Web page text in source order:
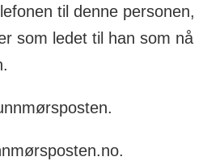
til denne personen,
som ledet til han som nå